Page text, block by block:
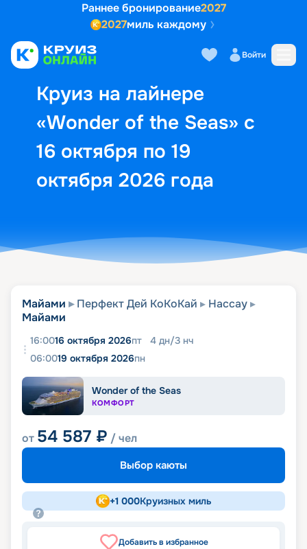
Раннее бронирование2027
2027миль каждому
Войти
Круиз на лайнере
«Wonder of the Seas» с
16 октября по 19
октября 2026 года
Выбор кают Маршрут и
Майами Перфект Дей КоКоКай
Нассау
Майами
16:0016 октября 2026пт 4 дн/3 нч
06:0019 октября 2026пн
Wonder of the Seas
КОМФОРТ
от 54 587 ₽ / чел
Выбор каюты
+1 000Круизных миль
Добавить в избранное